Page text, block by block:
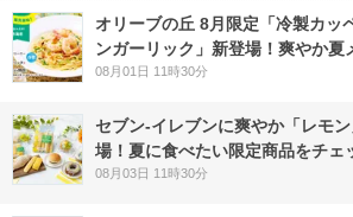
オリーブの丘 8月限定「冷製カッ
ンガーリック」新登場！爽やか夏
08月01日 11時30分
セブン‐イレブンに爽やか「レモ
場！夏に食べたい限定商品をチェ
08月03日 11時30分